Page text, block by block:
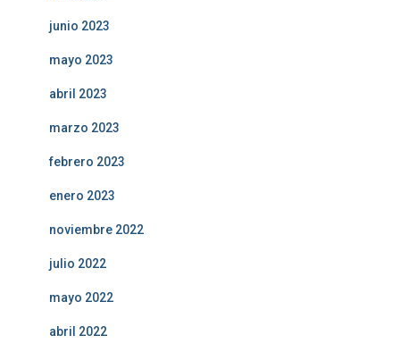
junio 2023
mayo 2023
abril 2023
marzo 2023
febrero 2023
enero 2023
noviembre 2022
julio 2022
mayo 2022
abril 2022